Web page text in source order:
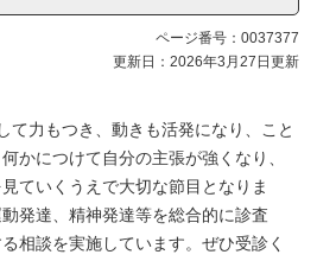
ページ番号：0037377
更新日：2026年3月27日更新
て力もつき、動きも活発になり、こと
かにつけて自分の主張が強くなり、
ていくうえで大切な節目となりま
発達、精神発達等を総合的に診査
相談を実施しています。ぜひ受診く